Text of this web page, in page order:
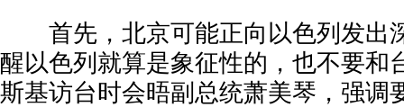
首先，北京可能正向以色列发出
醒以色列就算是象征性的，也不要和
斯基访台时会晤副总统萧美琴，强调